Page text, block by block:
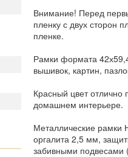
Внимание! Перед
пленку с двух сторон
пленке.
Рамки формата
вышивок, картин,
Красный цвет отлично
домашнем интерьере.
Металлические рамки
оргалита 2,5 мм,
забивными подвесами